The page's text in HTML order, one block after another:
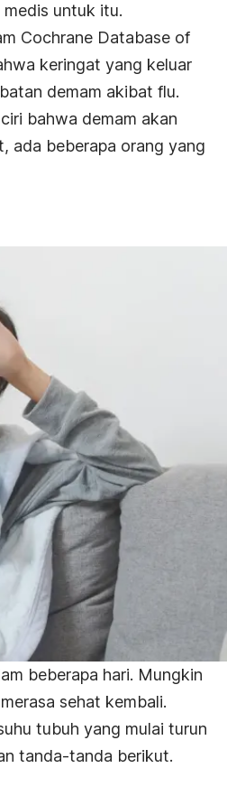
untuk itu.
Cochrane Database of
keringat yang keluar
demam akibat flu.
bahwa demam akan
ada beberapa orang yang
beberapa hari. Mungkin
sehat kembali.
tubuh yang mulai turun
tanda-tanda berikut.